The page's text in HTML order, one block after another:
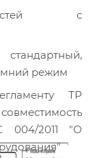
с
режим
ТР
004/2011 "О